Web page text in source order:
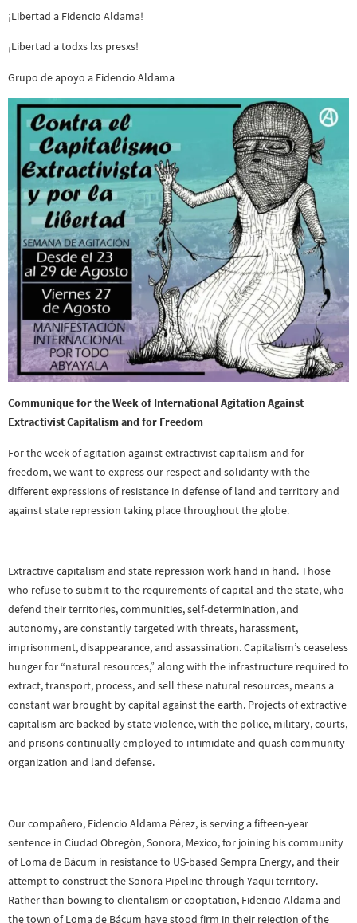
¡Libertad a Fidencio Aldama!
¡Libertad a todxs lxs presxs!
Grupo de apoyo a Fidencio Aldama
Communique for the Week of International Agitation Against
Extractivist Capitalism and for Freedom
For the week of agitation against extractivist capitalism and for
freedom, we want to express our respect and solidarity with the
different expressions of resistance in defense of land and territory and
against state repression taking place throughout the globe.
Extractive capitalism and state repression work hand in hand. Those
who refuse to submit to the requirements of capital and the state, who
defend their territories, communities, self-determination, and
autonomy, are constantly targeted with threats, harassment,
imprisonment, disappearance, and assassination. Capitalism’s ceaseless
hunger for “natural resources,” along with the infrastructure required to
extract, transport, process, and sell these natural resources, means a
constant war brought by capital against the earth. Projects of extractive
capitalism are backed by state violence, with the police, military, courts,
and prisons continually employed to intimidate and quash community
organization and land defense.
Our compañero, Fidencio Aldama Pérez, is serving a fifteen-year
sentence in Ciudad Obregón, Sonora, Mexico, for joining his community
of Loma de Bácum in resistance to US-based Sempra Energy, and their
attempt to construct the Sonora Pipeline through Yaqui territory.
Rather than bowing to clientalism or cooptation, Fidencio Aldama and
the town of Loma de Bácum have stood firm in their rejection of the